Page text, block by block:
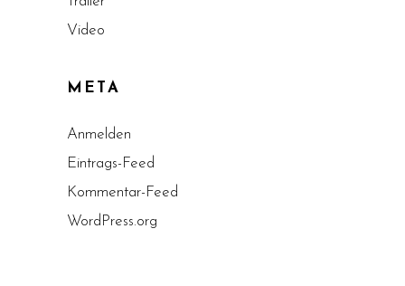
Video
META
Anmelden
Eintrags-Feed
Kommentar-Feed
WordPress.org